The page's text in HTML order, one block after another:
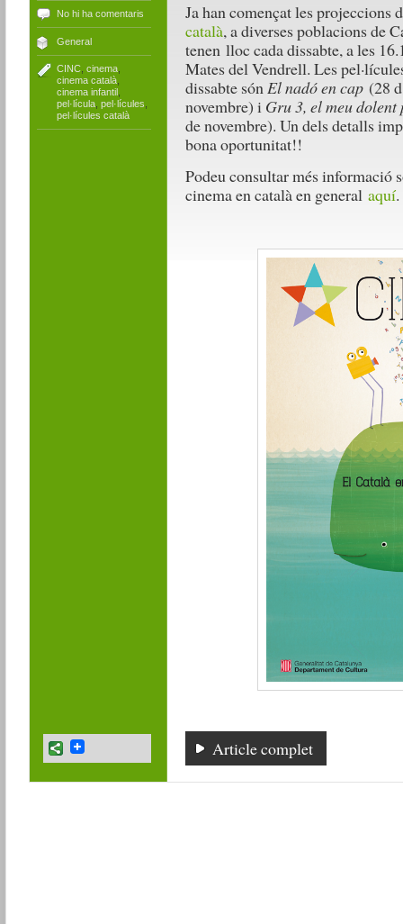
No hi ha comentaris
General
CINC, cinema,
cinema català,
cinema infantil,
pel·lícula, pel·lícules
pel·lícules català
Ja han començat les projeccions
català, a diverses poblacions de
tenen lloc cada dissabte, a les
Mates del Vendrell. Les
dissabte sónEl nadó en cap(28
novembre) i Gru 3, el meu dolent
de novembre). Un dels detalls
bona oportunitat!!
Podeu consultar més informació
cinema en català en general aquí.
Article complet